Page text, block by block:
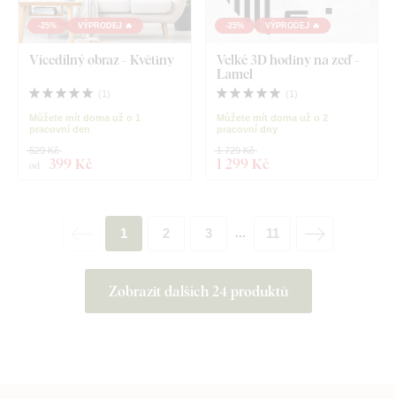
-25% VÝPRODEJ 🔥
Vícedílný obraz - Květiny
( 1 )
Můžete mít doma už o 1
pracovní den
od 399 Kč
529 Kč
-25% VÝPRODEJ 🔥
Velké 3D hodiny na zeď -
Lamel
( 1 )
Můžete mít doma už o 2
pracovní dny
1 299 Kč
1 729 Kč
Zobrazit dalších 24 produktů
1 2 3 ... 11